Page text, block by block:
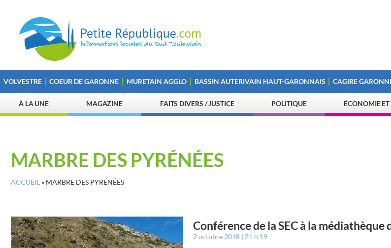
VOLVESTRE COEUR DE GARONNE MURETAIN AGGLO BASSIN AUTERIVAIN HAUT-GARONNAIS CAGIRE
À LA UNE MAGAZINE FAITS DIVERS / JUSTICE POLITIQUE ÉCONOMIE
MARBRE DES PYRÉNÉES
ACCUEIL » MARBRE DES PYRÉNÉES
Conférence de la SEC à la médiathèque
2 octobre 2018 21 h 19